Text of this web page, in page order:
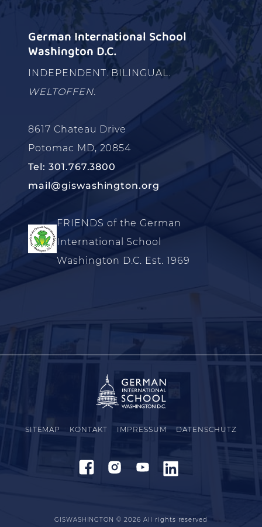
German International School
Washington D.C.
INDEPENDENT. BILINGUAL.
WELTOFFEN.
8617 Chateau Drive
Potomac MD, 20854
Tel: 301.767.3800
mail@giswashington.org
FRIENDS of the German
International School
Washington D.C. Est. 1969
SITEMAP KONTAKT IMPRESSUM DATENSCHUTZ
GISWASHINGTON © 2026 All rights reserved